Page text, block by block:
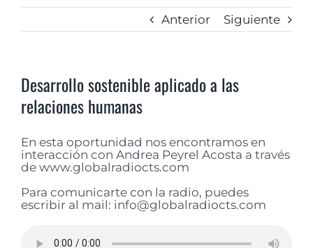
Anterior Siguiente
Desarrollo sostenible aplicado a las
relaciones humanas
En esta oportunidad nos encontramos en
interacción con Andrea Peyrel Acosta a través
de www.globalradiocts.com
Para comunicarte con la radio, puedes
escribir al mail: info@globalradiocts.com